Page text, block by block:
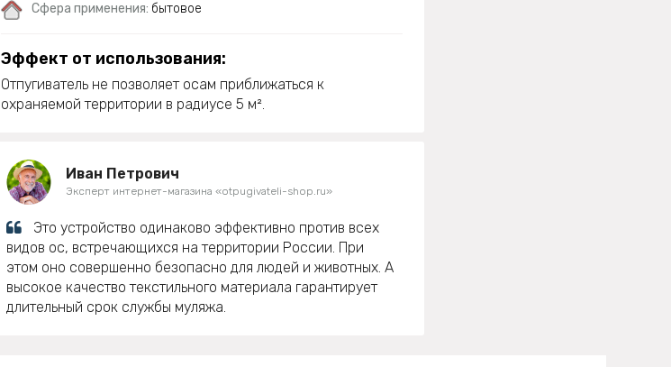
Сфера применения: бытовое
Эффект от использования:
Отпугиватель не позволяет осам приближаться к
охраняемой территории в радиусе 5 м².
Иван Петрович
Эксперт интернет-магазина «otpugivateli-shop.ru»
Это устройство одинаково эффективно против всех
видов ос, встречающихся на территории России. При
этом оно совершенно безопасно для людей и животных. А
высокое качество текстильного материала гарантирует
длительный срок службы муляжа.